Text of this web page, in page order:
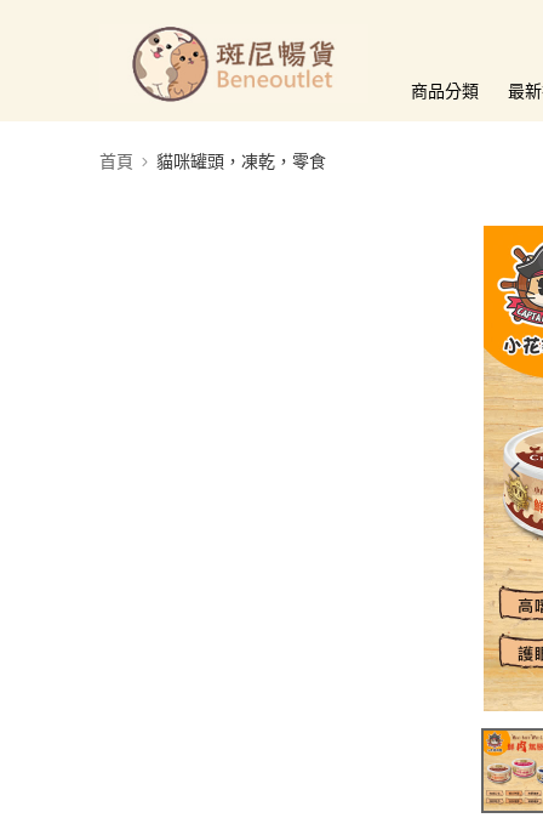
商品分類 最
首頁 貓咪罐頭，凍乾，零食